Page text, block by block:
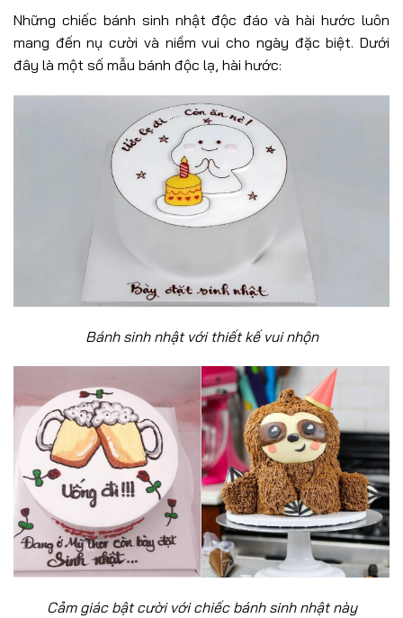
Những chiếc bánh sinh nhật độc đáo và hài hước luôn
mang đến nụ cười và niềm vui cho ngày đặc biệt. Dưới
đây là một số mẫu bánh độc lạ, hài hước:
Bánh sinh nhật với thiết kế vui nhộn
Cảm giác bật cười với chiếc bánh sinh nhật này